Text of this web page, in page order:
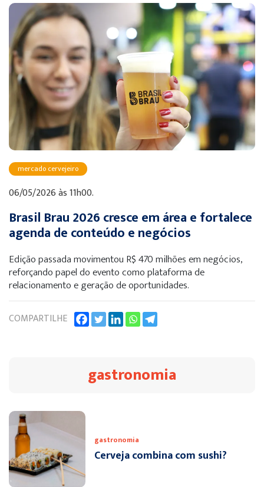
mercado cervejeiro
06/05/2026 às 11h00.
Brasil Brau 2026 cresce em área e fortalece
agenda de conteúdo e negócios
Edição passada movimentou R$ 470 milhões em negócios,
reforçando papel do evento como plataforma de
relacionamento e geração de oportunidades.
COMPARTILHE
gastronomia
gastronomia
Cerveja combina com sushi?